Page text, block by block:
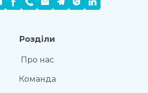
Розділи
Про нас
Команда